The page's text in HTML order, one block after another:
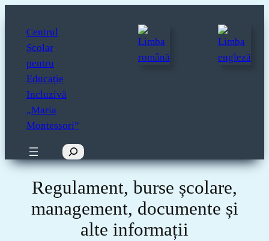
conținut
Centrul
Școlar
pentru
Educație
Incluzivă
„Maria
Montessori”
Caută
Regulament, burse școlare,
management, documente și
alte informații